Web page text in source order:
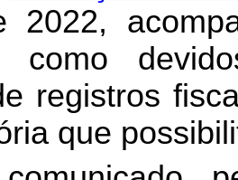
2022,
como
registros
que